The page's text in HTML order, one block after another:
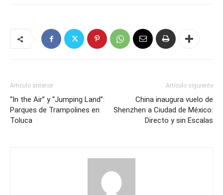
Artículo anterior
“In the Air” y “Jumping Land”:
Parques de Trampolines en
Toluca
Artículo siguiente
China inaugura vuelo de
Shenzhen a Ciudad de México:
Directo y sin Escalas